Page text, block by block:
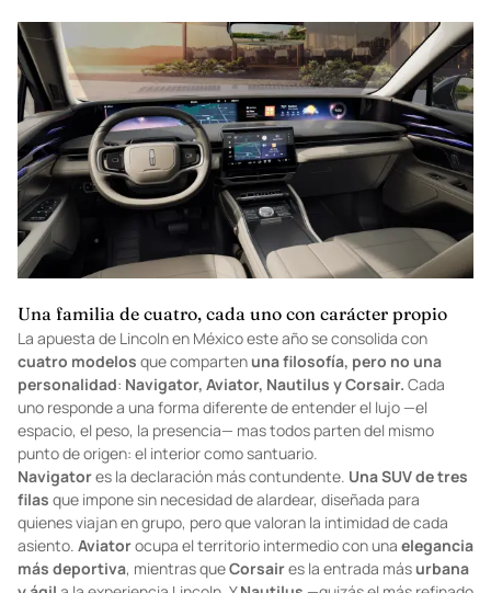
Una familia de cuatro, cada uno con carácter propio
La apuesta de Lincoln en México este año se consolida con
cuatro modelos que compartenuna filosofía, pero no una
personalidad: Navigator, Aviator, Nautilus y Corsair. Cada
uno responde a una forma diferente de entender el lujo —el
espacio, el peso, la presencia— mas todos parten del mismo
punto de origen: el interior como santuario.
Navigatores la declaración más contundente. Una SUV de tres
filas que impone sin necesidad de alardear, diseñada para
quienes viajan en grupo, pero que valoran la intimidad de cada
asiento. Aviatorocupa el territorio intermedio con una elegancia
más deportiva, mientras queCorsaires la entrada másurbana